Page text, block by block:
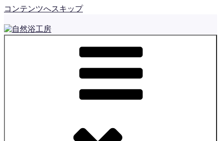
コンテンツへスキップ
佐賀で住まいの外構とお庭をつくっている とっても小さな